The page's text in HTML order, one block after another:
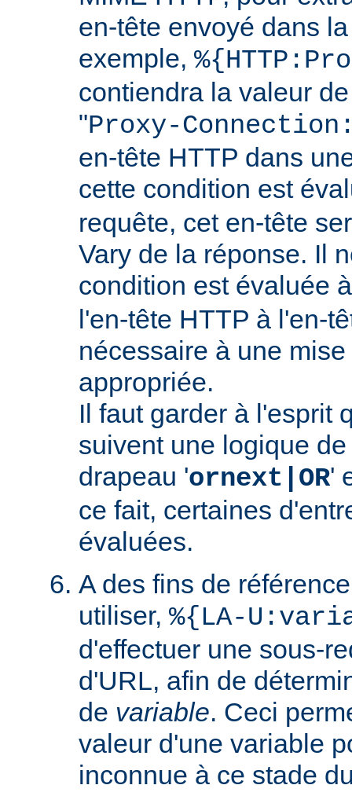
en-tête envoyé dans
exemple,
contiendra la valeur
"Proxy-
en-tête HTTP dans
cette condition est
requête, cet en-tête
Vary de la réponse. Il
condition est évaluée
l'en-tête HTTP à l'en-
nécessaire à une
appropriée.
Il faut garder à l'esprit
suivent une logique
drapeau 'ornext|OR'
ce fait, certaines
évaluées.
A des fins de
utiliser, %{LA-
d'effectuer une sous-
d'URL, afin de
de variable. Ceci
valeur d'une variable
inconnue à ce stade